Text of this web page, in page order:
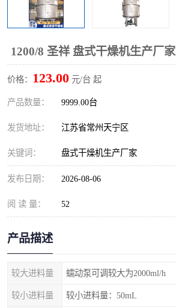
1200/8 圣祥 盘式干燥机生产厂家
价格： 123.00 元/台 起
产品数量： 9999.00台
发货地址： 江苏省常州天宁区
关键词： 盘式干燥机生产厂家
发布日期： 2026-08-06
阅 读 量： 52
产品描述
较大进料量 蠕动泵可调较大为2000ml/h
较小进料量 较小进料量：50mL